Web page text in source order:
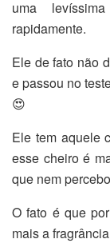
uma
rapidamente.
Ele de fato não
e passou no
😍
Ele tem aquele
esse cheiro é
que nem
O fato é que
mais a